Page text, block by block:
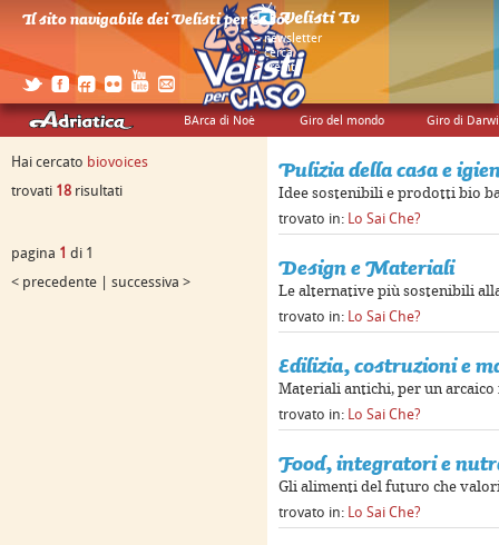
BArca di Noè Giro del mondo Giro di
Il sito navigabile dei Velisti per Caso!
> newsletter
> cerca
> credits
Hai cercato biovoices
trovati 18 risultati
pagina 1 di 1
< precedente | successiva >
Pulizia della casa e
Idee sostenibili e prodotti bio
trovato in: Lo Sai Che?
Design e Materiali
Le alternative più sostenibili
trovato in: Lo Sai Che?
Edilizia, costruzioni e
Materiali antichi, per un
trovato in: Lo Sai Che?
Food, integratori e
Gli alimenti del futuro che
trovato in: Lo Sai Che?